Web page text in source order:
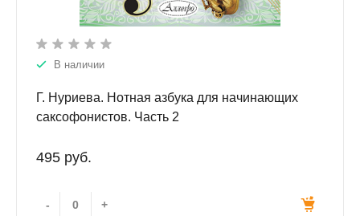
В наличии
Г. Нуриева. Нотная азбука для начинающих
саксофонистов. Часть 2
495 руб.
- +